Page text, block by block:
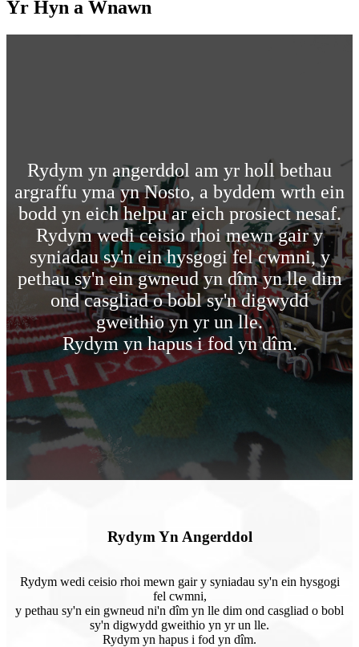
Yr Hyn a Wnawn
Rydym yn angerddol am yr holl bethau
argraffu yma yn Nosto, a byddem wrth ein
bodd yn eich helpu ar eich prosiect nesaf.
Rydym wedi ceisio rhoi mewn gair y
syniadau sy'n ein hysgogi fel cwmni, y
pethau sy'n ein gwneud yn dîm yn lle dim
ond casgliad o bobl sy'n digwydd
gweithio yn yr un lle.
Rydym yn hapus i fod yn dîm.
Rydym Yn Angerddol
Rydym wedi ceisio rhoi mewn gair y syniadau sy'n ein hysgogi
fel cwmni,
y pethau sy'n ein gwneud ni'n dîm yn lle dim ond casgliad o bobl
sy'n digwydd gweithio yn yr un lle.
Rydym yn hapus i fod yn dîm.